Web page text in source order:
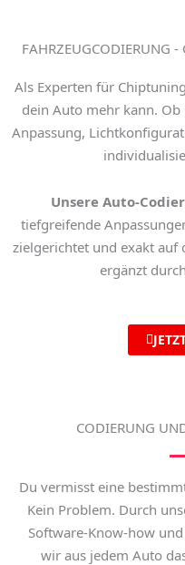
FAHRZEUGCODIERUNG
Als Experten für
dein Auto mehr kann.
Anpassung,
Unsere Auto-
tiefgreifende
zielgerichtet und exakt
ergänzt
CODIERUNG
Du vermisst eine
Kein Problem. Durch
Software-Know-how
wir aus jedem Auto